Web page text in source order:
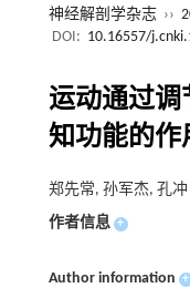
神经解剖学杂志 ››
DOI: 10.16557/
运动通过调
知功能的作
郑先常, 孙军杰, 孔冲
作者信息 +
Author information +